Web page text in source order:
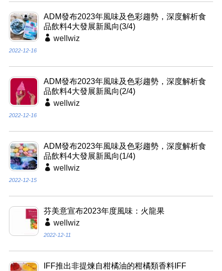
ADM發布2023年風味及色彩趨勢，深度解析食
品飲料4大發展新風向(3/4)
wellwiz
2022-12-16
ADM發布2023年風味及色彩趨勢，深度解析食
品飲料4大發展新風向(2/4)
wellwiz
2022-12-16
ADM發布2023年風味及色彩趨勢，深度解析食
品飲料4大發展新風向(1/4)
wellwiz
2022-12-15
芬美意宣布2023年度風味：火龍果
wellwiz
2022-12-11
IFF推出非提煉自柑橘油的柑橘類香料IFF